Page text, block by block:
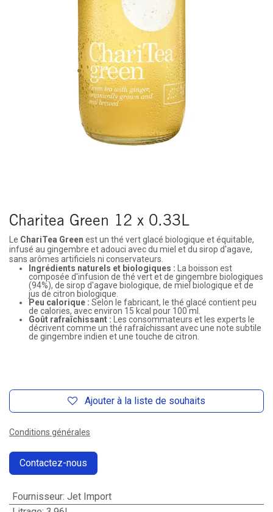
Charitea Green 12 x 0.33L
Le ChariTea Green est un thé vert glacé biologique et équitable,
infusé au gingembre et adouci avec du miel et du sirop d'agave,
sans arômes artificiels ni conservateurs.
Ingrédients naturels et biologiques : La boisson est
composée d'infusion de thé vert et de gingembre biologiques
(94%), de sirop d'agave biologique, de miel biologique et de
jus de citron biologique.
Peu calorique : Selon le fabricant, le thé glacé contient peu
de calories, avec environ 15 kcal pour 100 ml.
Goût rafraîchissant : Les consommateurs et les experts le
décrivent comme un thé rafraîchissant avec une note subtile
de gingembre indien et une touche de citron.
Ajouter à la liste de souhaits
Conditions générales
Contactez-nous
Fournisseur: Jet Import